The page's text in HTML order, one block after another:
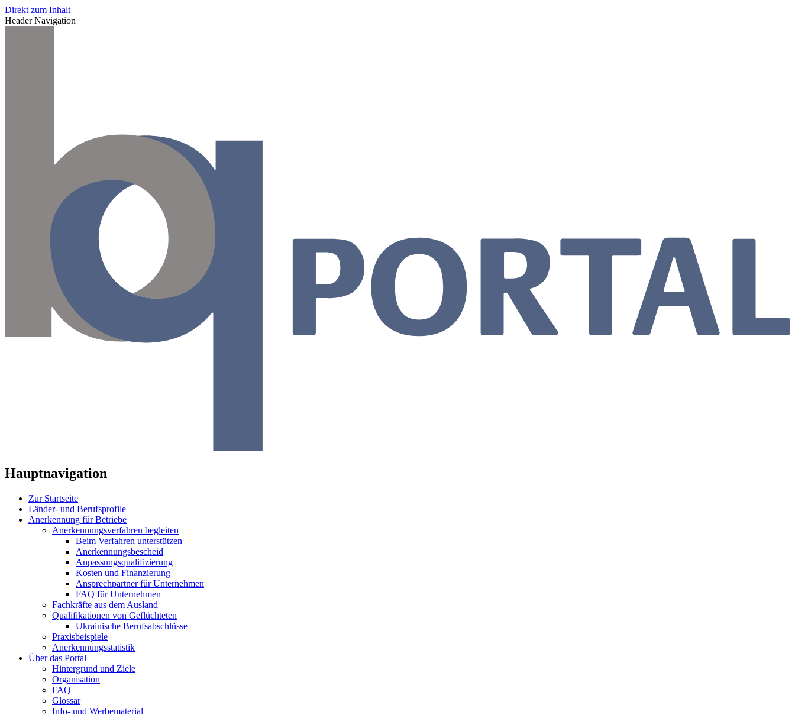
Direkt zum Inhalt
Header Navigation
Hauptnavigation
Zur Startseite
Länder- und Berufsprofile
Anerkennung für Betriebe
Anerkennungsverfahren begleiten
Beim Verfahren unterstützen
Anerkennungsbescheid
Anpassungsqualifizierung
Kosten und Finanzierung
Ansprechpartner für Unternehmen
FAQ für Unternehmen
Fachkräfte aus dem Ausland
Qualifikationen von Geflüchteten
Ukrainische Berufsabschlüsse
Praxisbeispiele
Anerkennungsstatistik
Über das Portal
Hintergrund und Ziele
Organisation
FAQ
Glossar
Info- und Werbematerial